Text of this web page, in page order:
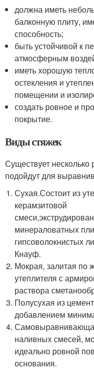
должна иметь
балконную плиту,
способность;
быть устойчивой к
атмосферным
иметь хорошую
остекления и
помещении и
создать ровное и
покрытие.
Виды стяжек
Существует несколько
подойдут для
Сухая.Состоит из
керамзитовой
минераловатных
гипсоволокнистых
Кнауф.
Мокрая, залитая по
утеплителя с
раствора
Полусухая из
добавлением
наливных смесей,
идеально ровной
основания.